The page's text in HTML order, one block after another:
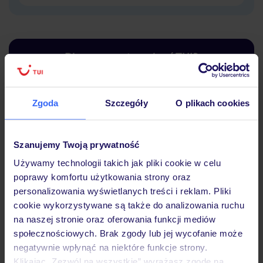
Zgoda Szczegóły O plikach cookies
Szanujemy Twoją prywatność
Używamy technologii takich jak pliki cookie w celu
poprawy komfortu użytkowania strony oraz
personalizowania wyświetlanych treści i reklam. Pliki
cookie wykorzystywane są także do analizowania ruchu
na naszej stronie oraz oferowania funkcji mediów
społecznościowych. Brak zgody lub jej wycofanie może
negatywnie wpłynąć na niektóre funkcje strony.
Dlaczego warto wybrać TUI?
Lider niskich cen
Największe biuro
30 lat w
Hotel
Pokoje